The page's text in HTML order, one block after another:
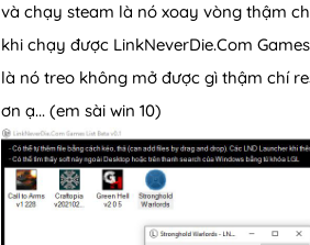
và chạy steam là nó xoay vòng thậm
khi chạy được LinkNeverDie.Com
là nó treo không mở được gì thậm chí
ơn ạ... (em sài win 10)